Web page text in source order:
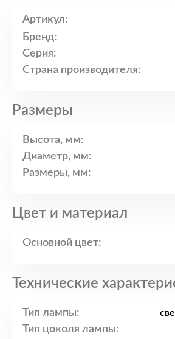
Артикул:
Бренд:
Серия:
Страна производителя:
Размеры
Высота, мм:
Диаметр, мм:
Размеры, мм:
Цвет и материал
Основной цвет:
Технические
Тип лампы:
Тип цоколя лампы: